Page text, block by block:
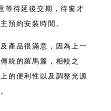
等待延後交期，待窗才
預約安裝時間。
產品很滿意，因為上一
統的羅馬簾，相較之
的便利性以及調整光源